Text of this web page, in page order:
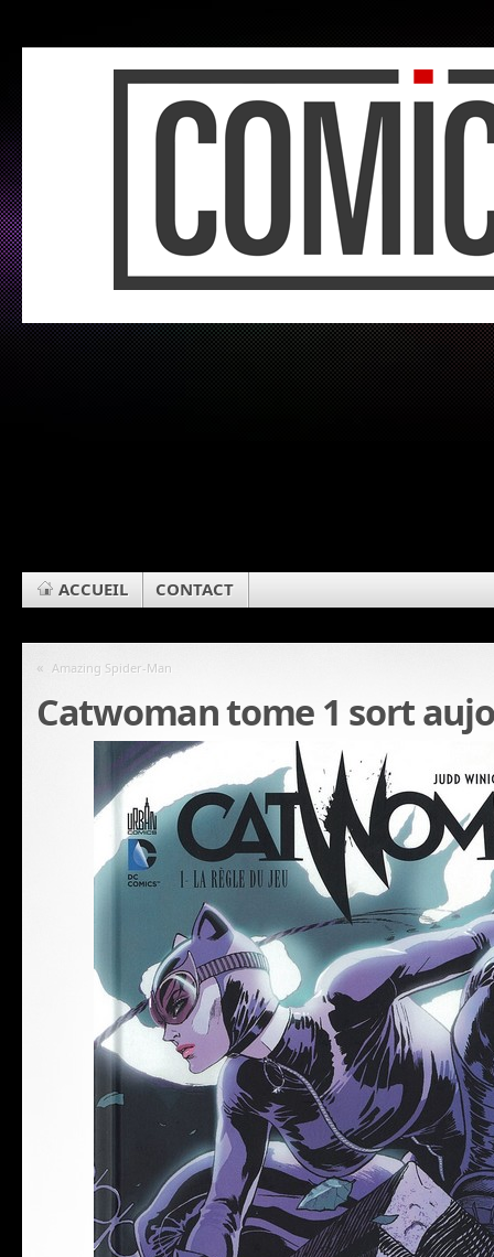
ACCUEIL CONTACT
« Amazing Spider-Man
Catwoman tome 1 sort